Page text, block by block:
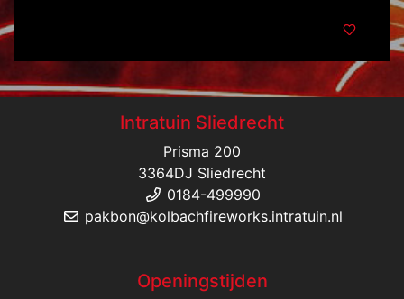
Intratuin Sliedrecht
Prisma 200
3364DJ Sliedrecht
0184-499990
pakbon@kolbachfireworks.intratuin.nl
Openingstijden